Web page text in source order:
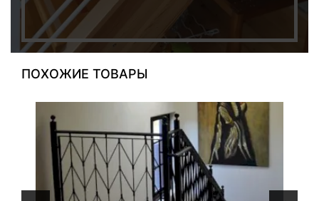
ПОХОЖИЕ ТОВАРЫ